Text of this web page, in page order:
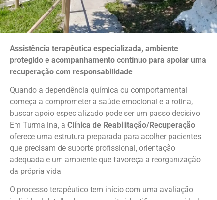
Assistência terapêutica especializada, ambiente
protegido e acompanhamento contínuo para apoiar uma
recuperação com responsabilidade
Quando a dependência química ou comportamental
começa a comprometer a saúde emocional e a rotina,
buscar apoio especializado pode ser um passo decisivo.
Em Turmalina, a Clínica de Reabilitação/Recuperação
oferece uma estrutura preparada para acolher pacientes
que precisam de suporte profissional, orientação
adequada e um ambiente que favoreça a reorganização
da própria vida.
O processo terapêutico tem início com uma avaliação